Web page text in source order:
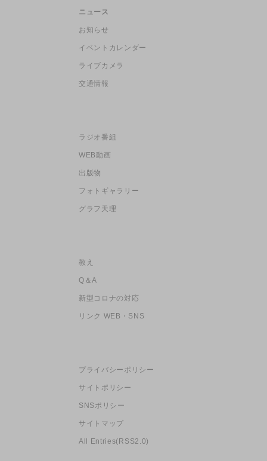
ニュース
お知らせ
イベントカレンダー
ライブカメラ
交通情報
ラジオ番組
WEB動画
出版物
フォトギャラリー
グラフ天理
教え
Q＆A
新型コロナの対応
リンク WEB・SNS
プライバシーポリシー
サイトポリシー
SNSポリシー
サイトマップ
All Entries(RSS2.0)